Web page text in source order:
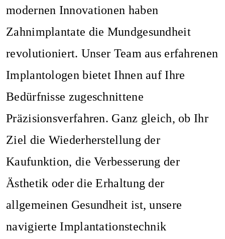
modernen Innovationen haben
Zahnimplantate die Mundgesundheit
revolutioniert. Unser Team aus erfahrenen
Implantologen bietet Ihnen auf Ihre
Bedürfnisse zugeschnittene
Präzisionsverfahren. Ganz gleich, ob Ihr
Ziel die Wiederherstellung der
Kaufunktion, die Verbesserung der
Ästhetik oder die Erhaltung der
allgemeinen Gesundheit ist, unsere
navigierte Implantationstechnik